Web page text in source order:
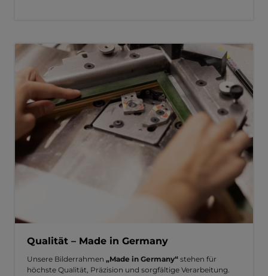
Qualität – Made in Germany
Unsere Bilderrahmen „Made in Germany“ stehen für
höchste Qualität, Präzision und sorgfältige Verarbeitung.